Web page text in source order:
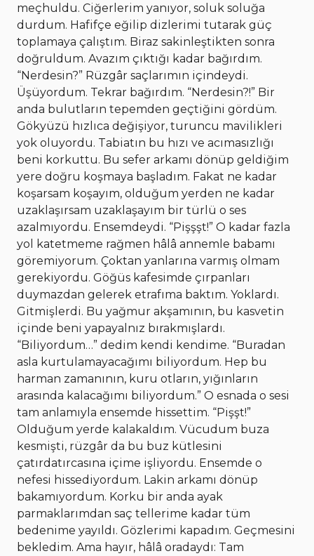
meçhuldu. Ciğerlerim yanıyor, soluk soluğa
durdum. Hafifçe eğilip dizlerimi tutarak güç
toplamaya çalıştım. Biraz sakinleştikten sonra
doğruldum. Avazım çıktığı kadar bağırdım.
“Nerdesin?” Rüzgâr saçlarımın içindeydi.
Üşüyordum. Tekrar bağırdım. “Nerdesin?!” Bir
anda bulutların tepemden geçtiğini gördüm.
Gökyüzü hızlıca değişiyor, turuncu mavilikleri
yok oluyordu. Tabiatın bu hızı ve acımasızlığı
beni korkuttu. Bu sefer arkamı dönüp geldiğim
yere doğru koşmaya başladım. Fakat ne kadar
koşarsam koşayım, olduğum yerden ne kadar
uzaklaşırsam uzaklaşayım bir türlü o ses
azalmıyordu. Ensemdeydi. “Pişşşt!” O kadar fazla
yol katetmeme rağmen hâlâ annemle babamı
göremiyorum. Çoktan yanlarına varmış olmam
gerekiyordu. Göğüs kafesimde çırpanları
duymazdan gelerek etrafıma baktım. Yoklardı.
Gitmişlerdi. Bu yağmur akşamının, bu kasvetin
içinde beni yapayalnız bırakmışlardı.
“Biliyordum…” dedim kendi kendime. “Buradan
asla kurtulamayacağımı biliyordum. Hep bu
harman zamanının, kuru otların, yığınların
arasında kalacağımı biliyordum.” O esnada o sesi
tam anlamıyla ensemde hissettim. “Pişşt!”
Olduğum yerde kalakaldım. Vücudum buza
kesmişti, rüzgâr da bu buz kütlesini
çatırdatırcasına içime işliyordu. Ensemde o
nefesi hissediyordum. Lakin arkamı dönüp
bakamıyordum. Korku bir anda ayak
parmaklarımdan saç tellerime kadar tüm
bedenime yayıldı. Gözlerimi kapadım. Geçmesini
bekledim. Ama hayır, hâlâ oradaydı: Tam